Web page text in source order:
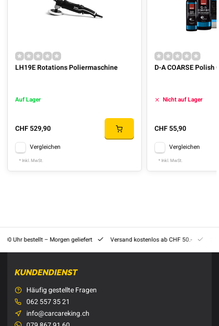
LH19E Rotations Poliermaschine
Auf Lager
CHF 529,90
Vergleichen
* Inkl. MwSt.
D-A COARSE Polish
Nicht auf Lager
CHF 55,90
Vergleichen
* Inkl. MwSt.
Uhr bestellt – Morgen geliefert Versand kostenlos ab CHF 50.-
KUNDENDIENST
Häufig gestellte Fragen
062 557 35 21
info@carcareking.ch